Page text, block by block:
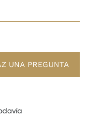
UNA PREGUNTA